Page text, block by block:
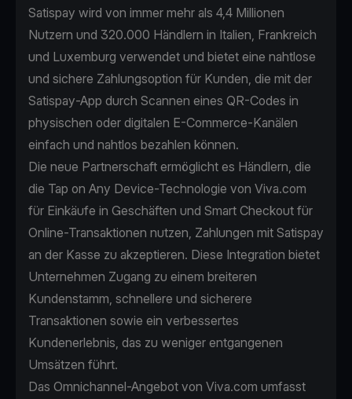
Satispay wird von immer mehr als 4,4 Millionen
Nutzern und 320.000 Händlern in Italien, Frankreich
und Luxemburg verwendet und bietet eine nahtlose
und sichere Zahlungsoption für Kunden, die mit der
Satispay-App durch Scannen eines QR-Codes in
physischen oder digitalen E-Commerce-Kanälen
einfach und nahtlos bezahlen können.
Die neue Partnerschaft ermöglicht es Händlern, die
die Tap on Any Device-Technologie von Viva.com
für Einkäufe in Geschäften und Smart Checkout für
Online-Transaktionen nutzen, Zahlungen mit Satispay
an der Kasse zu akzeptieren. Diese Integration bietet
Unternehmen Zugang zu einem breiteren
Kundenstamm, schnellere und sicherere
Transaktionen sowie ein verbessertes
Kundenerlebnis, das zu weniger entgangenen
Umsätzen führt.
Das Omnichannel-Angebot von Viva.com umfasst